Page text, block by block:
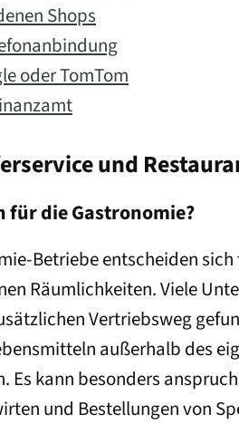
Shops
oder TomTom
und
für die Gastronomie?
Betriebe entscheiden
Räumlichkeiten. Viele
Vertriebsweg
außerhalb des
Es kann besonders
und Bestellungen von